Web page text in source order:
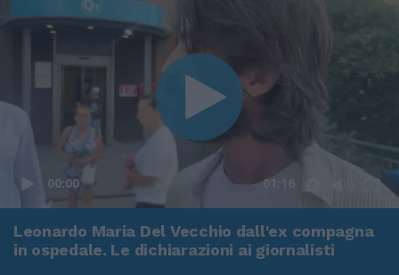
00:00 01:16
Leonardo Maria Del Vecchio dall'ex compagna
in ospedale. Le dichiarazioni ai giornalisti